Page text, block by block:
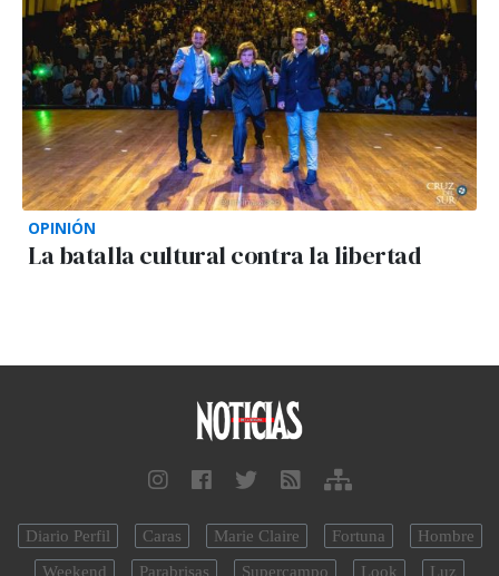
OPINIÓN
La batalla cultural contra la libertad
Diario Perfil Caras Marie Claire Fortuna
Hombre
Weekend
Parabrisas Supercampo Look Luz